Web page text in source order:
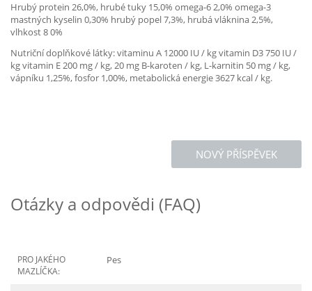
Hrubý protein 26,0%, hrubé tuky 15,0% omega-6 2,0% omega-3
mastných kyselin 0,30% hrubý popel 7,3%, hrubá vláknina 2,5%,
vlhkost 8 0%
Nutriční doplňkové látky: vitaminu A 12000 IU / kg vitamin D3 750 IU /
kg vitamin E 200 mg / kg, 20 mg B-karoten / kg, L-karnitin 50 mg / kg,
vápníku 1,25%, fosfor 1,00%, metabolická energie 3627 kcal / kg.
NOVÝ PŘÍSPĚVEK
Otázky a odpovědi (FAQ)
PRO JAKÉHO
MAZLÍČKA:
Pes